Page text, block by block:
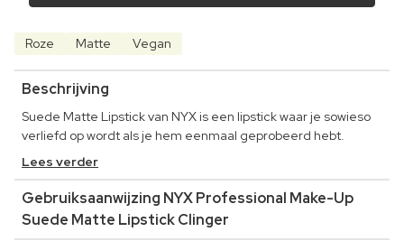
Roze Matte Vegan
Beschrijving
Suede Matte Lipstick van NYX is een lipstick waar je sowieso
verliefd op wordt als je hem eenmaal geprobeerd hebt.
Lees verder
Gebruiksaanwijzing NYX Professional Make-Up
Suede Matte Lipstick Clinger